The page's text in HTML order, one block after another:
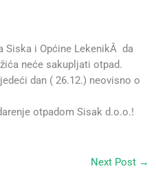
Siska i Općine LekenikÂ da
neće sakupljati otpad.
dan ( 26.12.) neovisno o
otpadom Sisak d.o.o.!
Next Post →